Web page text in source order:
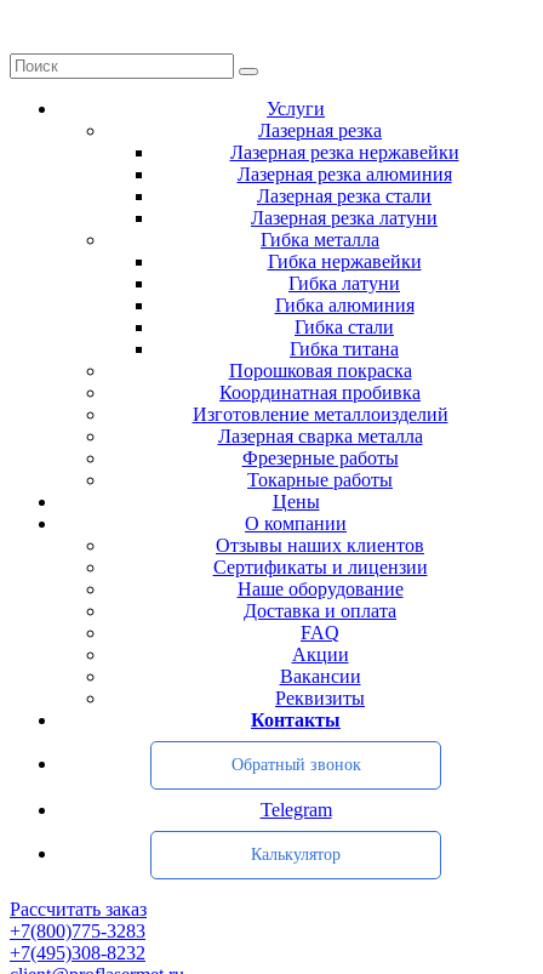
Услуги
Лазерная резка
Лазерная резка нержавейки
Лазерная резка алюминия
Лазерная резка стали
Лазерная резка латуни
Гибка металла
Гибка нержавейки
Гибка латуни
Гибка алюминия
Гибка стали
Гибка титана
Порошковая покраска
Координатная пробивка
Изготовление металлоизделий
Лазерная сварка металла
Фрезерные работы
Токарные работы
Цены
О компании
Отзывы наших клиентов
Сертификаты и лицензии
Наше оборудование
Доставка и оплата
FAQ
Акции
Вакансии
Реквизиты
Контакты
Обратный звонок
Telegram
Калькулятор
Рассчитать заказ
+7(800)775-3283
+7(495)308-8232